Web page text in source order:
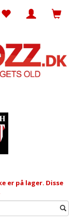
er på lager. Disse